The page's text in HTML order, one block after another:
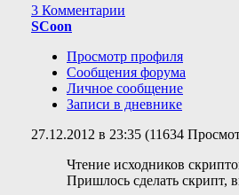
3 Комментарии
SCoon
Просмотр профиля
Сообщения форума
Личное сообщение
Записи в дневнике
27.12.2012 в 23:35 (11634
Чтение исходников
Пришлось сделать